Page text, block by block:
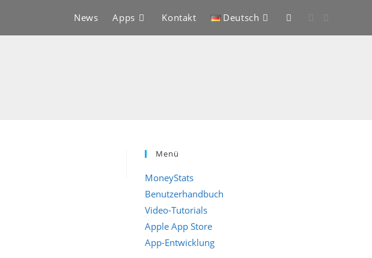
News Apps Kontakt Deutsch Website-
Menü
MoneyStats
Benutzerhandbuch
Video-Tutorials
Apple App Store
App-Entwicklung